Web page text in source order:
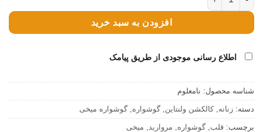
افزودن به سبد خرید
اطلاع رسانی موجودی از طریق پیامک
شناسه محصول: نامعلوم
دسته: زنانه ,کالکشن ولنتاین ,گوشواره ,گوشواره میخی
برچسب: قلب ,گوشواره مروارید میخی